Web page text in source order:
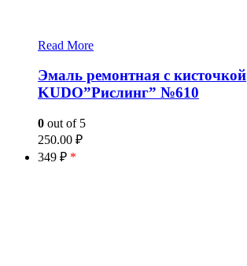
Read More
Эмаль ремонтная с кисточкой
KUDO”Рислинг” №610
0 out of 5
250.00 ₽
349 ₽ *